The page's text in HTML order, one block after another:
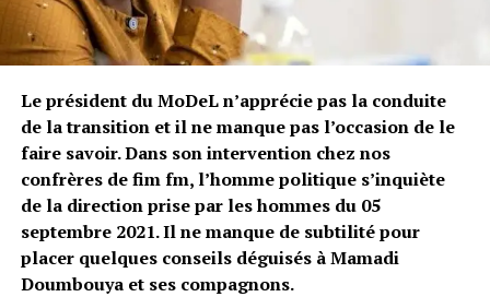
Le président du MoDeL n’apprécie pas la conduite
de la transition et il ne manque pas l’occasion de le
faire savoir. Dans son intervention chez nos
confrères de fim fm, l’homme politique s’inquiète
de la direction prise par les hommes du 05
septembre 2021. Il ne manque de subtilité pour
placer quelques conseils déguisés à Mamadi
Doumbouya et ses compagnons.